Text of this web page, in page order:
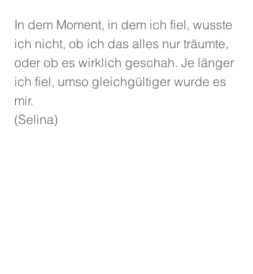
In dem Moment, in dem ich fiel, wusste
ich nicht, ob ich das alles nur träumte,
oder ob es wirklich geschah. Je länger
ich fiel, umso gleichgültiger wurde es
mir.
(Selina)